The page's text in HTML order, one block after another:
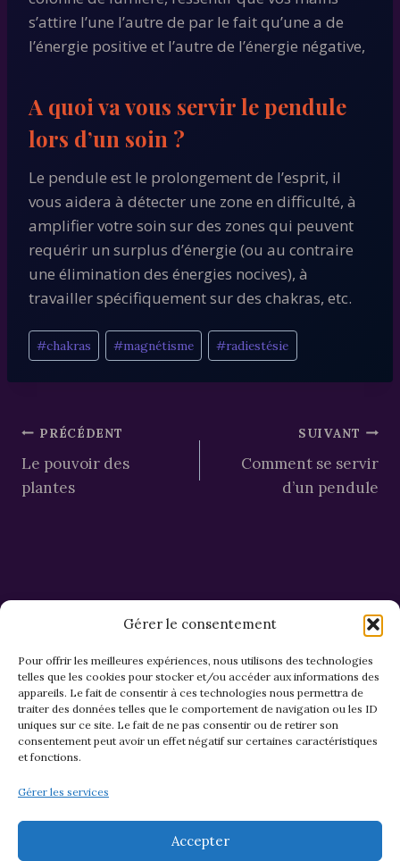
Gérer le consentement
Pour offrir les meilleures expériences, nous utilisons des technologies
telles que les cookies pour stocker et/ou accéder aux informations des
appareils. Le fait de consentir à ces technologies nous permettra de
traiter des données telles que le comportement de navigation ou les ID
uniques sur ce site. Le fait de ne pas consentir ou de retirer son
consentement peut avoir un effet négatif sur certaines caractéristiques
et fonctions.
Gérer les services
Accepter
s’attire l’une l’autre de par le fait qu’une a de
l’énergie positive et l’autre de l’énergie négative,
A quoi va vous servir le pendule
lors d’un soin ?
Le pendule est le prolongement de l’esprit, il
vous aidera à détecter une zone en difficulté, à
amplifier votre soin sur des zones qui peuvent
requérir un surplus d’énergie (ou au contraire
une élimination des énergies nocives), à
travailler spécifiquement sur des chakras, etc.
Étiquettes
de
la
#chakras #magnétisme #radiestésie
Navigation
de
PRÉCÉDENT
Le pouvoir des
plantes
SUIVANT
Comment se servir
d’un pendule
CGV et Retours
Mentions légales & confidentialité